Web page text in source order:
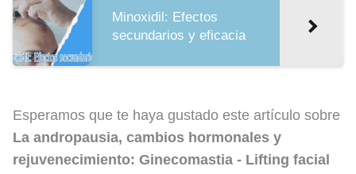
Minoxidil: Efectos
secundarios y eficacia
Esperamos que te haya gustado este artículo sobre
La andropausia, cambios hormonales y
rejuvenecimiento: Ginecomastia - Lifting facial